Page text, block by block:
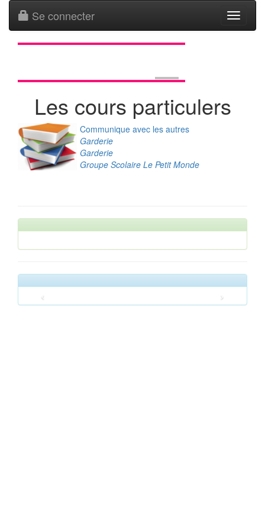
Toggle
Se connecter
Les cours particulers
Communique avec les autres
Garderie
Garderie
Groupe Scolaire Le Petit Monde